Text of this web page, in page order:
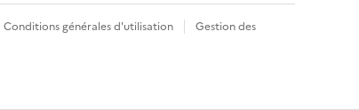
Conditions générales d'utilisation
Gestion des